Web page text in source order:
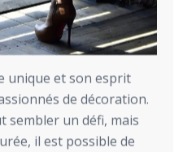
unique et son esprit
de décoration.
sembler un défi, mais
il est possible de